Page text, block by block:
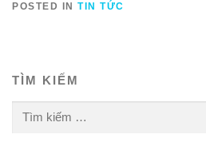
POSTED IN TIN TỨC
TÌM KIẾM
Tìm